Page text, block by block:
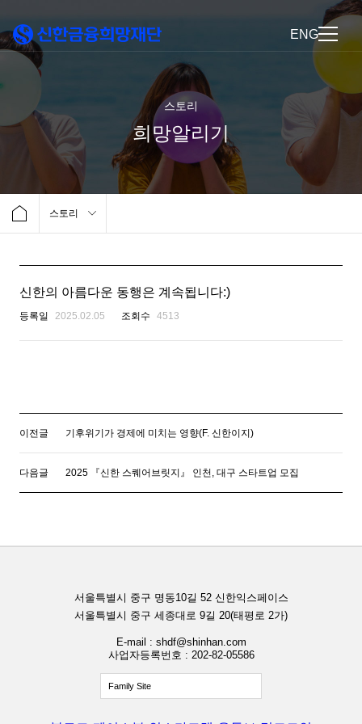
ENG
스토리
희망알리기
스토리
신한의 아름다운 동행은 계속됩니다:)
등록일 2025.02.05 조회수 4513
이전글 기후위기가 경제에 미치는 영향(F. 신한이지)
다음글 2025 『신한 스퀘어브릿지』 인천, 대구 스타트업 모집
서울특별시 중구 명동10길 52 신한익스페이스
서울특별시 중구 세종대로 9길 20(태평로 2가)
E-mail : shdf@shinhan.com
사업자등록번호 : 202-82-05586
Family Site